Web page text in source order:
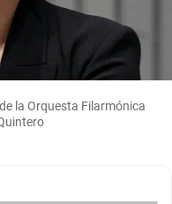
la Orquesta Filarmónica